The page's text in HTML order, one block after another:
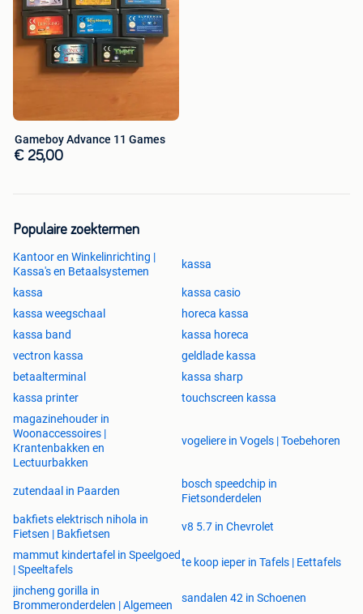
Gameboy Advance 11 Games
€ 25,00
Populaire zoektermen
Kantoor en Winkelinrichting |
Kassa's en Betaalsystemen
kassa
kassa
kassa casio
kassa weegschaal
horeca kassa
kassa band
kassa horeca
vectron kassa
geldlade kassa
betaalterminal
kassa sharp
kassa printer
touchscreen kassa
magazinehouder in
Woonaccessoires |
Krantenbakken en
Lectuurbakken
vogeliere in Vogels | Toebehoren
zutendaal in Paarden
bosch speedchip in
Fietsonderdelen
bakfiets elektrisch nihola in
Fietsen | Bakfietsen
v8 5.7 in Chevrolet
mammut kindertafel in Speelgoed
| Speeltafels
te koop ieper in Tafels | Eettafels
jincheng gorilla in
Brommeronderdelen | Algemeen
sandalen 42 in Schoenen